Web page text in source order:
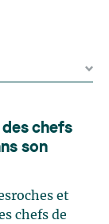
des chefs
son
et
chefs de